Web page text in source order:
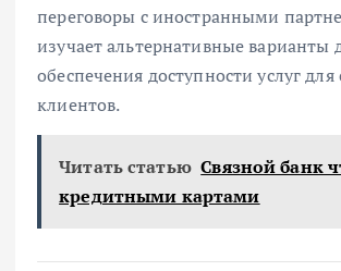
переговоры с иностранными
изучает альтернативные варианты
обеспечения доступности услуг для
клиентов.
Читать статью Связной банк
кредитными картами